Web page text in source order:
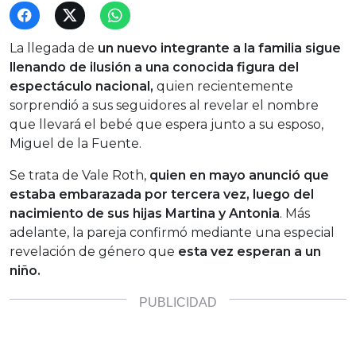
La llegada de un nuevo integrante a la familia sigue
llenando de ilusión a una conocida figura del
espectáculo nacional, quien recientemente
sorprendió a sus seguidores al revelar el nombre
que llevará el bebé que espera junto a su esposo,
Miguel de la Fuente.
Se trata de Vale Roth, quien en mayo anunció que
estaba embarazada por tercera vez, luego del
nacimiento de sus hijas Martina y Antonia. Más
adelante, la pareja confirmó mediante una especial
revelación de género que esta vez esperan a un
niño.